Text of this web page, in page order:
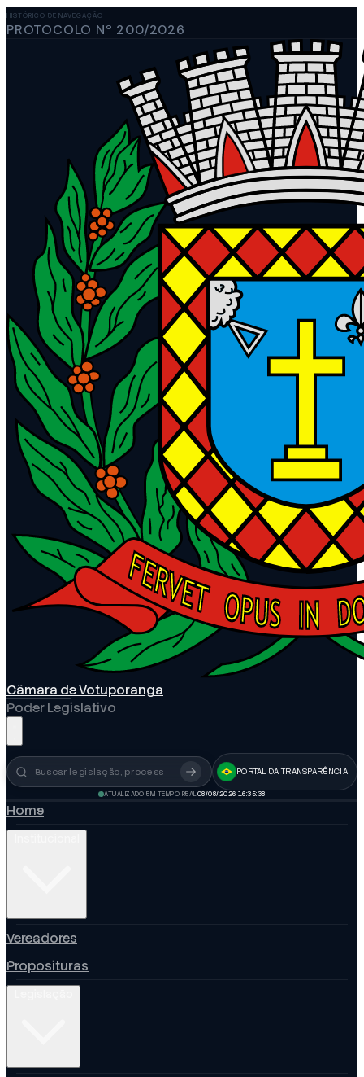
HISTÓRICO DE NAVEGAÇÃO
PROTOCOLO Nº 200/2026
Câmara de Votuporanga
Poder Legislativo
Busca no portal PORTAL DA TRANSPARÊNCIA
ATUALIZADO EM TEMPO REAL 08/08/2026 16:35:38
Home
Vereadores
Proposituras